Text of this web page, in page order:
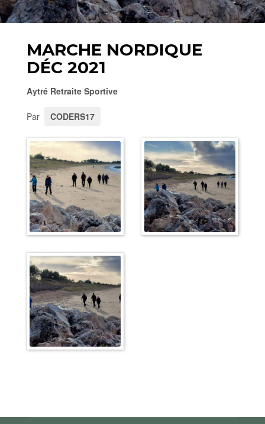
MARCHE NORDIQUE
DÉC 2021
Aytré Retraite Sportive
Par CODERS17